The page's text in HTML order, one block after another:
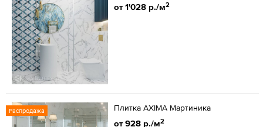
от 1'028 р./м2
Распродажа Плитка AXIMA Мартиника
от 928 р./м2